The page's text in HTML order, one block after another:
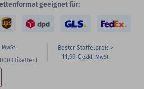
geeignet für:
Etiketten)
Bester Staffelpreis
11,99 €